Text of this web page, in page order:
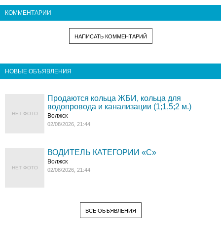
КОММЕНТАРИИ
НАПИСАТЬ КОММЕНТАРИЙ
НОВЫЕ ОБЪЯВЛЕНИЯ
НЕТ ФОТО
Продаются кольца ЖБИ, кольца для
водопровода и канализации (1;1,5;2 м.)
Волжск
02/08/2026, 21:44
НЕТ ФОТО
ВОДИТЕЛЬ КАТЕГОРИИ «C»
Волжск
02/08/2026, 21:44
ВСЕ ОБЪЯВЛЕНИЯ